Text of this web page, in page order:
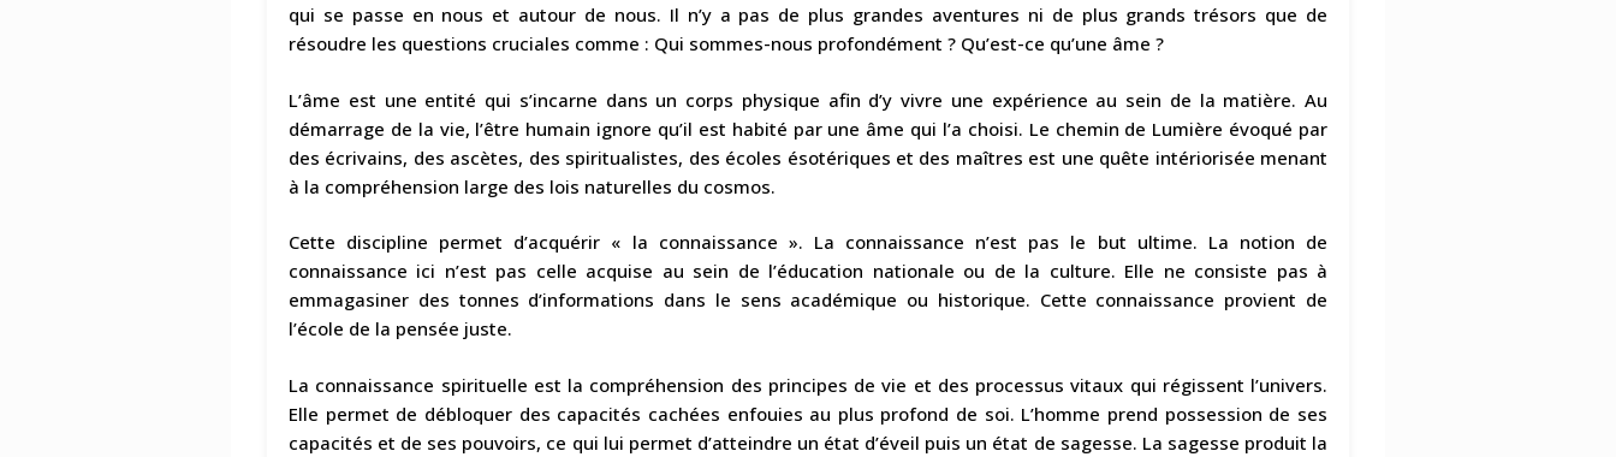
qui se passe en nous et autour de nous. Il n’y a pas de plus grandes aventures ni de plus grands trésors que de
résoudre les questions cruciales comme : Qui sommes-nous profondément ? Qu’est-ce qu’une âme ?
L’âme est une entité qui s’incarne dans un corps physique afin d’y vivre une expérience au sein de la matière. Au
démarrage de la vie, l’être humain ignore qu’il est habité par une âme qui l’a choisi. Le chemin de Lumière évoqué par
des écrivains, des ascètes, des spiritualistes, des écoles ésotériques et des maîtres est une quête intériorisée menant
à la compréhension large des lois naturelles du cosmos.
Cette discipline permet d’acquérir « la connaissance ». La connaissance n’est pas le but ultime. La notion de
connaissance ici n’est pas celle acquise au sein de l’éducation nationale ou de la culture. Elle ne consiste pas à
emmagasiner des tonnes d’informations dans le sens académique ou historique. Cette connaissance provient de
l’école de la pensée juste.
La connaissance spirituelle est la compréhension des principes de vie et des processus vitaux qui régissent l’univers.
Elle permet de débloquer des capacités cachées enfouies au plus profond de soi. L’homme prend possession de ses
capacités et de ses pouvoirs, ce qui lui permet d’atteindre un état d’éveil puis un état de sagesse. La sagesse produit la